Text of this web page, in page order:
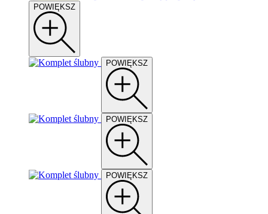
POWIĘKSZ
POWIĘKSZ
POWIĘKSZ
POWIĘKSZ